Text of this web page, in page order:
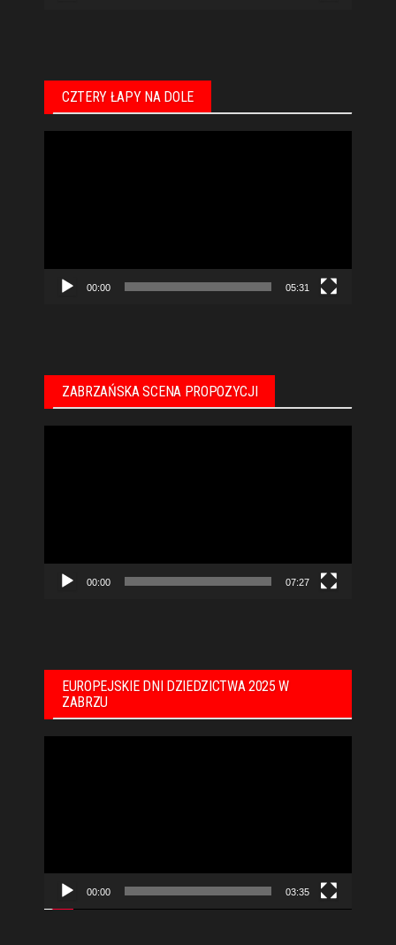
CZTERY ŁAPY NA DOLE
00:00 05:31
ZABRZAŃSKA SCENA PROPOZYCJI
00:00 07:27
EUROPEJSKIE DNI DZIEDZICTWA 2025 W
ZABRZU
00:00 03:35